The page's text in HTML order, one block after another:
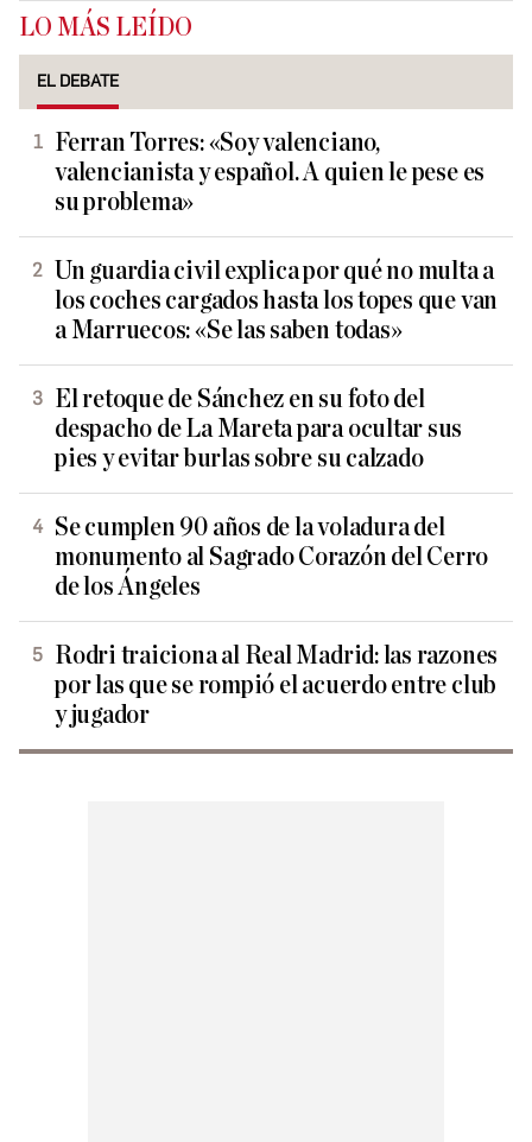
LO MÁS LEÍDO
EL DEBATE
Ferran Torres: «Soy valenciano,
valencianista y español. A quien le pese es
su problema»
Un guardia civil explica por qué no multa a
los coches cargados hasta los topes que van
a Marruecos: «Se las saben todas»
El retoque de Sánchez en su foto del
despacho de La Mareta para ocultar sus
pies y evitar burlas sobre su calzado
Se cumplen 90 años de la voladura del
monumento al Sagrado Corazón del Cerro
de los Ángeles
Rodri traiciona al Real Madrid: las razones
por las que se rompió el acuerdo entre club
y jugador